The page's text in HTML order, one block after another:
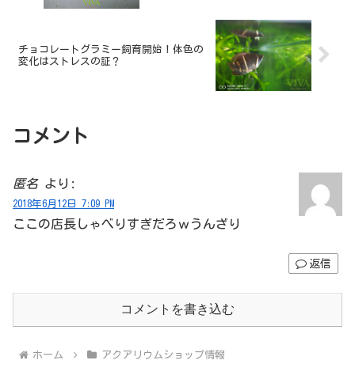
チョコレートグラミー飼育開始！体色の
変化はストレスの証？
コメント
匿名 より:
2018年6月12日 7:09 PM
ここの店長しゃべりすぎだろｗうんざり
返信
コメントを書き込む
ホーム アクアリウムショップ情報